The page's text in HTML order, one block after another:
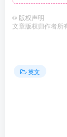
© 版权声明
文章版权归作者所
英文